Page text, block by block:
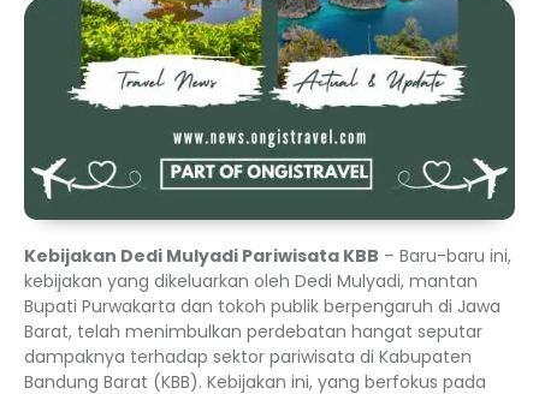
Kebijakan Dedi Mulyadi Pariwisata KBB – Baru-baru ini,
kebijakan yang dikeluarkan oleh Dedi Mulyadi, mantan
Bupati Purwakarta dan tokoh publik berpengaruh di Jawa
Barat, telah menimbulkan perdebatan hangat seputar
dampaknya terhadap sektor pariwisata di Kabupaten
Bandung Barat (KBB). Kebijakan ini, yang berfokus pada